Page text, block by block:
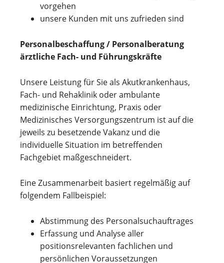
vorgehen
unsere Kunden mit uns zufrieden sind
Personalbeschaffung / Personalberatung
ärztliche Fach- und Führungskräfte
Unsere Leistung für Sie als Akutkrankenhaus,
Fach- und Rehaklinik oder ambulante
medizinische Einrichtung, Praxis oder
Medizinisches Versorgungszentrum ist auf die
jeweils zu besetzende Vakanz und die
individuelle Situation im betreffenden
Fachgebiet maßgeschneidert.
Eine Zusammenarbeit basiert regelmäßig auf
folgendem Fallbeispiel:
Abstimmung des Personalsuchauftrages
Erfassung und Analyse aller
positionsrelevanten fachlichen und
persönlichen Voraussetzungen